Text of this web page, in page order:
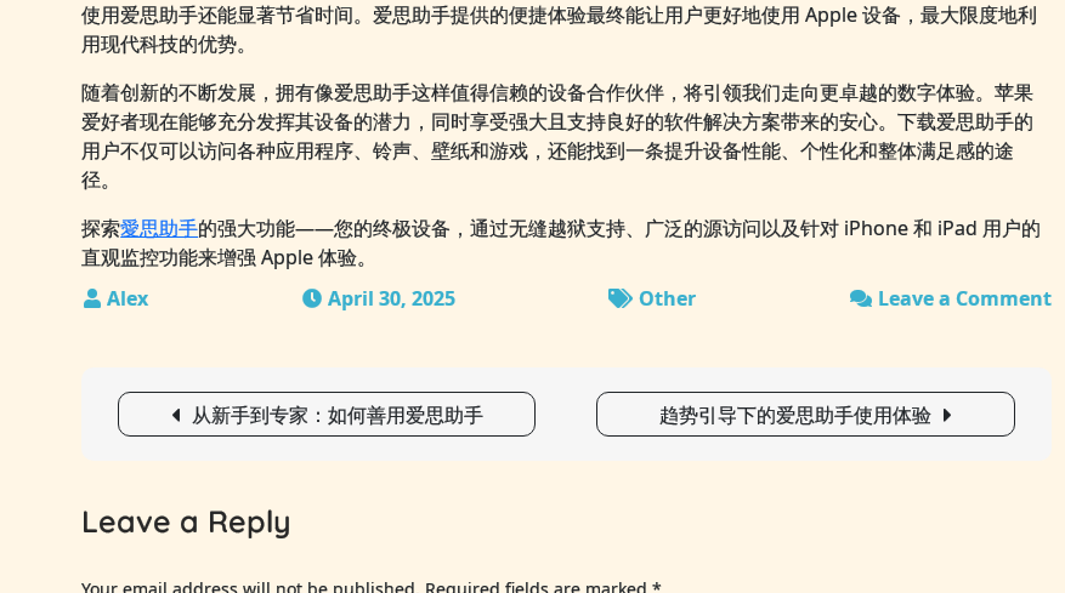
使用爱思助手还能显著节省时间。爱思助手提供的便捷体验最终能让用户更好地使用 Apple 设备，最大限度地利
用现代科技的优势。
随着创新的不断发展，拥有像爱思助手这样值得信赖的设备合作伙伴，将引领我们走向更卓越的数字体验。苹果
爱好者现在能够充分发挥其设备的潜力，同时享受强大且支持良好的软件解决方案带来的安心。下载爱思助手的
用户不仅可以访问各种应用程序、铃声、壁纸和游戏，还能找到一条提升设备性能、个性化和整体满足感的途
径。
探索愛思助手的强大功能——您的终极设备，通过无缝越狱支持、广泛的源访问以及针对 iPhone 和 iPad 用户的
直观监控功能来增强 Apple 体验。
April 30, 2025
Other Leave a Commenton
Post从新手到专家：如何善用爱思助手 趋势引导下的爱思助手使用体验
Leave a Reply